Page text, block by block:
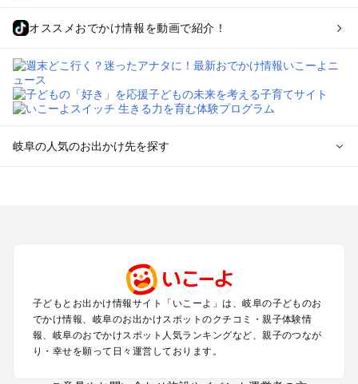
オススメおでかけ情報を動画で紹介！
岐阜の人気のお出かけ先を探す
高山・下呂・飛騨・奥飛騨周辺のプールお出かけ
郡上・美濃・関のプールお出かけ
木曽路・木曽周辺のプールお出かけ
白川郷のプールお出かけ
子どもとお出かけ情報サイト「いこーよ」は、岐阜の子どものお
でかけ情報、岐阜のお出かけスポットのクチコミ・親子体験情
報、岐阜のおでかけスポット人気ランキングなど、親子のつなが
り・幸せを願って日々運営しております。